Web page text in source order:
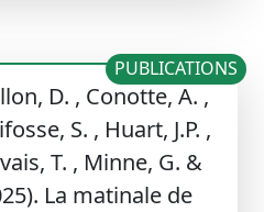
D. , Conotte, A. ,
S. , Huart, J.P. ,
T. , Minne, G. &
La matinale de
PUBLICATIONS